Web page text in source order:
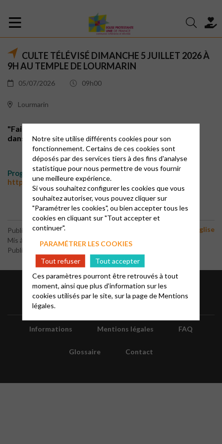
CULTE TÉLÉVISÉ DIMANCHE 5 JUILLET 2026 À
9H AU TEMPLE DE LOURMARIN
05/07/2026 09h00
Lourmarin
"Faire Parole commune " - une célébration artistique
dans le cadre du Festival "Art de la Parole"
Programme et réservation:
https://festivalartsdelaparole.com/programme-2026/
Publié le 23 mai 2025
Mis à jour le 20 juin 2026
Publié par le webmaster
Vie d'Eglise
Informations Mentions légales FAQ
Glossaire Contact
Notre site utilise différents cookies pour son
fonctionnement. Certains de ces cookies sont
déposés par des services tiers à des fins d'analyse
statistique pour nous permettre de vous fournir
une meilleure expérience.
Si vous souhaitez configurer les cookies que vous
souhaitez autoriser, vous pouvez cliquer sur
"Paramétrer les cookies", ou bien accepter tous les
cookies en cliquant sur "Tout accepter et
continuer".
PARAMÉTRER LES COOKIES
Tout refuser
Tout accepter
Ces paramètres pourront être retrouvés à tout
moment, ainsi que plus d'information sur les
cookies utilisés par le site, sur la page deMentions
légales.